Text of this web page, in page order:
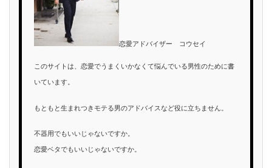
恋愛アドバイザー コウセイ
このサイトは、恋愛でうまくいかなくて悩んでいる男性のために書
いています。
もともと生まれつきモテる男のアドバイスなど役に立ちません。
不器用でもいいじゃないですか。
恋愛ベタでもいいじゃないですか。